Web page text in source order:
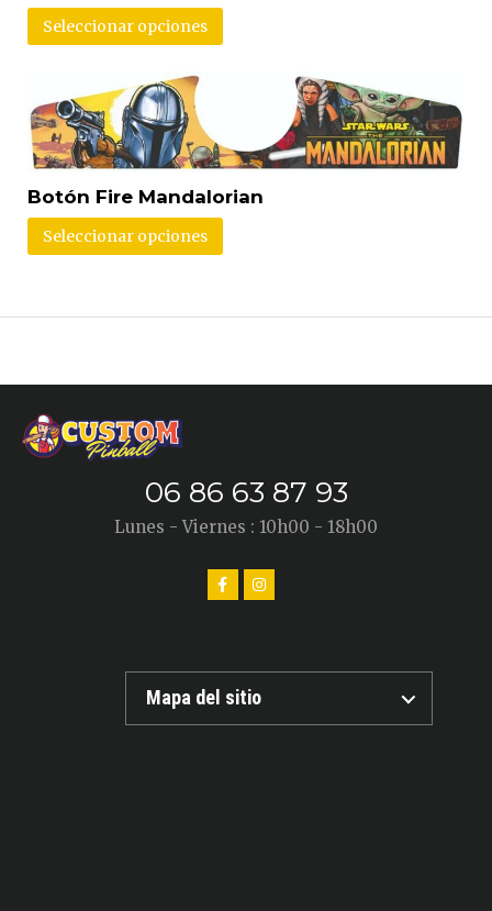
Seleccionar opciones
Botón Fire Mandalorian
Seleccionar opciones
06 86 63 87 93
Lunes - Viernes : 10h00 - 18h00
Mapa del sitio